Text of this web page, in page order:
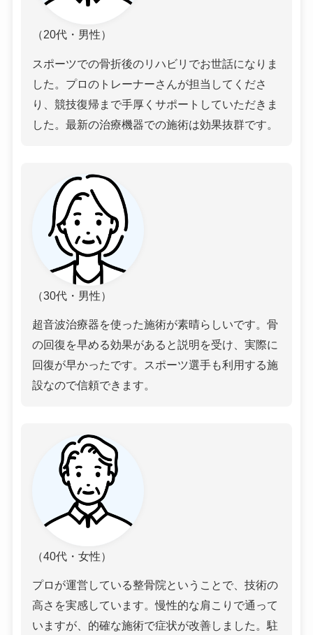
（20代・男性）
スポーツでの骨折後のリハビリでお世話になりま
した。プロのトレーナーさんが担当してくださ
り、競技復帰まで手厚くサポートしていただきま
した。最新の治療機器での施術は効果抜群です。
（30代・男性）
超音波治療器を使った施術が素晴らしいです。骨
の回復を早める効果があると説明を受け、実際に
回復が早かったです。スポーツ選手も利用する施
設なので信頼できます。
（40代・女性）
プロが運営している整骨院ということで、技術の
高さを実感しています。慢性的な肩こりで通って
いますが、的確な施術で症状が改善しました。駐